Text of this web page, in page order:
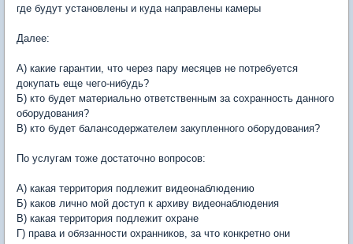
где будут установлены и куда направлены камеры
Далее:
А) какие гарантии, что через пару месяцев не потребуется
докупать еще чего-нибудь?
Б) кто будет материально ответственным за сохранность данного
оборудования?
В) кто будет балансодержателем закупленного оборудования?
По услугам тоже достаточно вопросов:
А) какая территория подлежит видеонаблюдению
Б) каков лично мой доступ к архиву видеонаблюдения
В) какая территория подлежит охране
Г) права и обязанности охранников, за что конкретно они